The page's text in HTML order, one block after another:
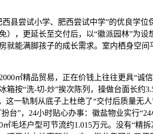
尝试小学、肥西尝试中学”的优良学位
），更延长至交付后，以“徽派园林”为
就能满脚孩子的成长需求。室内栖身空
㎡精品贸易，正在价钱上往往更具“诚
箱按“洗-切-炒”挨次陈列，操做台面长约
这一轨制从底子上杜绝了“交付后质量无
台”，24小时贴心办事：徽盐物业实行
毛坯户型可节流约1.015万元。没有“精